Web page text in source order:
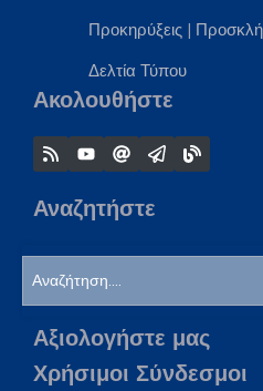
Προκηρύξεις |
Δελτία Τύπου
Ακολουθήστε
Αναζητήστε
Αξιολογήστε μας
Χρήσιμοι Σύνδεσμοι